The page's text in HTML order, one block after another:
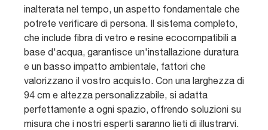
inalterata nel tempo, un aspetto fondamentale che
potrete verificare di persona. Il sistema completo,
che include fibra di vetro e resine ecocompatibili a
base d'acqua, garantisce un'installazione duratura
e un basso impatto ambientale, fattori che
valorizzano il vostro acquisto. Con una larghezza di
94 cm e altezza personalizzabile, si adatta
perfettamente a ogni spazio, offrendo soluzioni su
misura che i nostri esperti saranno lieti di illustrarvi.